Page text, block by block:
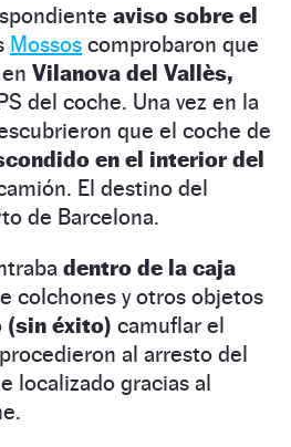
aviso sobre el
Mossos comprobaron que
Vilanova del Vallès,
del coche. Una vez en la
que el coche de
en el interior del
El destino del
de Barcelona.
dentro de la caja
colchones y otros objetos
(sin éxito) camuflar el
al arresto del
localizado gracias al